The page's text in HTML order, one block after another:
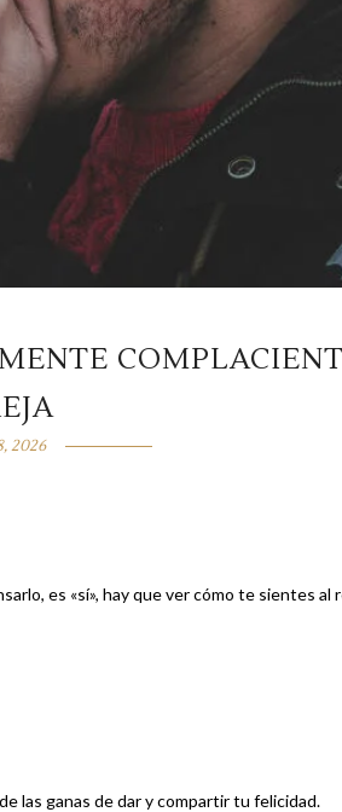
2026
es «sí», hay que ver cómo te sientes al
las ganas de dar y compartir tu felicidad.